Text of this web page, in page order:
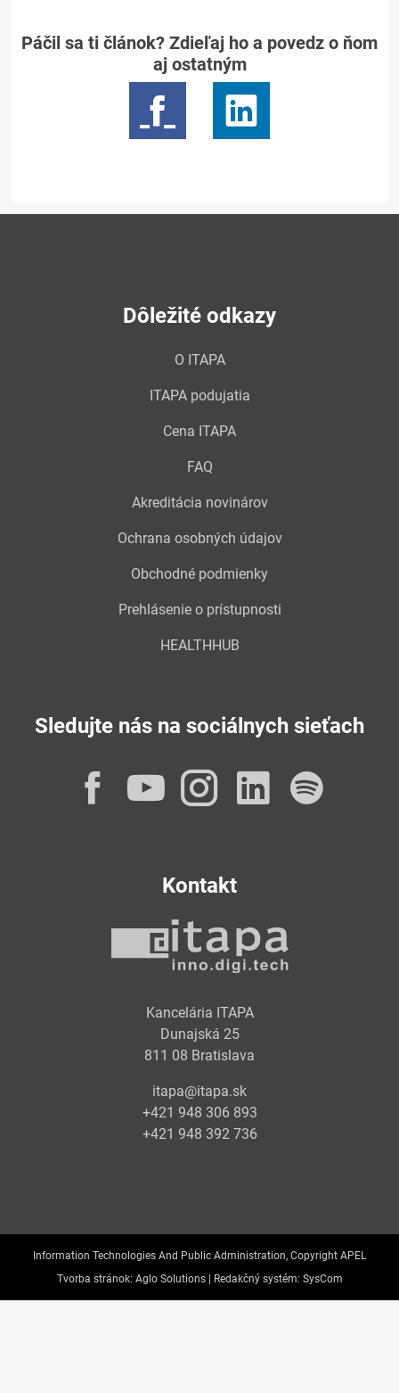
Páčil sa ti článok? Zdieľaj ho a povedz o ňom
aj ostatným
Dôležité odkazy
O ITAPA
ITAPA podujatia
Cena ITAPA
FAQ
Akreditácia novinárov
Ochrana osobných údajov
Obchodné podmienky
Prehlásenie o prístupnosti
HEALTHHUB
Sledujte nás na sociálnych sieťach
Facebook
YouTube
Instagram
Kontakt
Kancelária ITAPA
Dunajská 25
811 08 Bratislava
itapa@itapa.sk
+421 948 306 893
+421 948 392 736
Information Technologies And Public Administration, Copyright APEL
Tvorba stránok: Aglo Solutions | Redakčný systém: SysCom